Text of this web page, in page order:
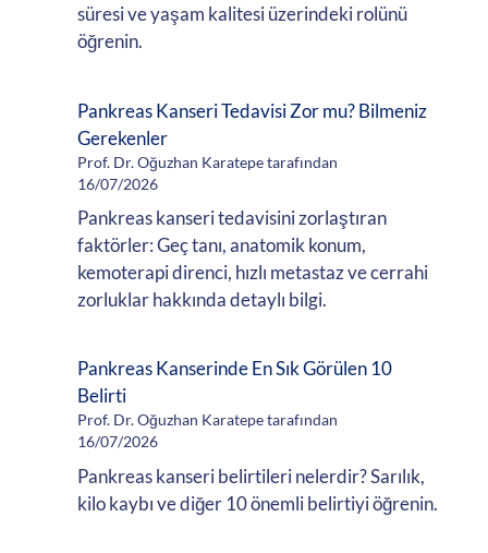
süresi ve yaşam kalitesi üzerindeki rolünü
öğrenin.
Pankreas Kanseri Tedavisi Zor mu? Bilmeniz
Gerekenler
Prof. Dr. Oğuzhan Karatepe tarafından
16/07/2026
Pankreas kanseri tedavisini zorlaştıran
faktörler: Geç tanı, anatomik konum,
kemoterapi direnci, hızlı metastaz ve cerrahi
zorluklar hakkında detaylı bilgi.
Pankreas Kanserinde En Sık Görülen 10
Belirti
Prof. Dr. Oğuzhan Karatepe tarafından
16/07/2026
Pankreas kanseri belirtileri nelerdir? Sarılık,
kilo kaybı ve diğer 10 önemli belirtiyi öğrenin.